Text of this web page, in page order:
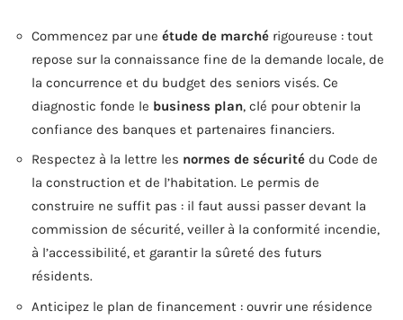
Commencez par une étude de marché rigoureuse : tout
repose sur la connaissance fine de la demande locale, de
la concurrence et du budget des seniors visés. Ce
diagnostic fonde le business plan, clé pour obtenir la
confiance des banques et partenaires financiers.
Respectez à la lettre les normes de sécurité du Code de
la construction et de l’habitation. Le permis de
construire ne suffit pas : il faut aussi passer devant la
commission de sécurité, veiller à la conformité incendie,
à l’accessibilité, et garantir la sûreté des futurs
résidents.
Anticipez le plan de financement : ouvrir une résidence